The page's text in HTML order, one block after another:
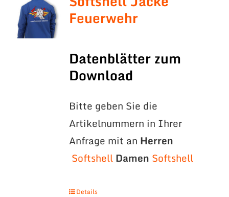
Feuerwehr
Datenblätter zum
Download
Bitte geben Sie die
Artikelnummern in Ihrer
Anfrage mit an Herren
Softshell Damen Softshell
Details